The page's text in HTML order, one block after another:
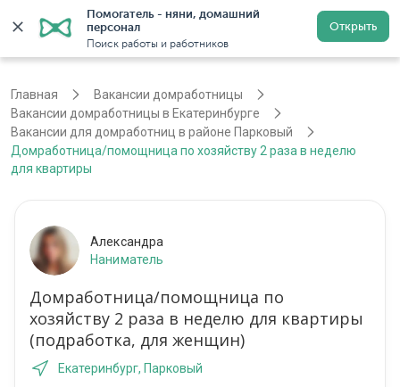
Помогатель - няни, домашний
персонал
Поиск работы и работников
Открыть
Екатеринбург Регистрация
Главная
Вакансии домработницы
Вакансии домработницы в Екатеринбурге
Вакансии для домработниц в районе Парковый
Домработница/помощница по хозяйству 2 раза в неделю
для квартиры
Александра
Наниматель
Домработница/помощница по
хозяйству 2 раза в неделю для квартиры
(подработка, для женщин)
Екатеринбург, Парковый